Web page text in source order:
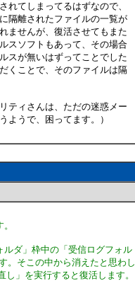
れてしまってるはずなので、
隔離されたファイルの一覧が
ませんが、復活させてもまた
スソフトもあって、その場合
スが無いはずってことでした
くことで、そのファイルは隔
ティさんは、ただの迷惑メー
ようで、困ってます。）
ダ」枠中の「受信ログフォル
。そこの中から消えたと思わし
」を実行すると復活します。